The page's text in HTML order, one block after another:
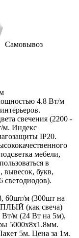
Самовывоз
4.8 Вт/м
свечения (2200 -
м. Индекс
IP20.
мебели,
в
вывесок, букв,
60шт/м (300шт на
(как свеча)
Вт/м (24 Вт на 5м),
5000х8x1.8мм.
5м. Цена за 1м.